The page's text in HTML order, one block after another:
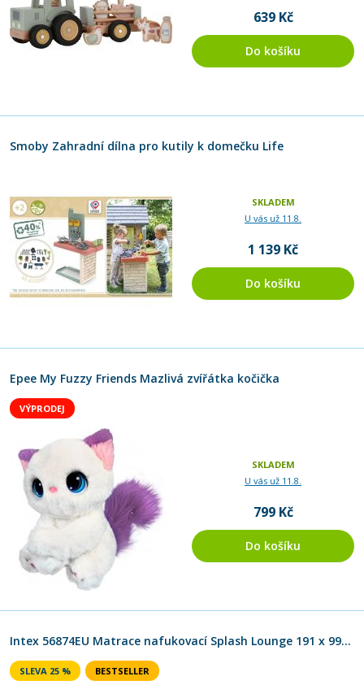
639 Kč
Do košíku
Smoby Zahradní dílna pro kutily k domečku Life
SKLADEM
U vás už 11.8.
1 139 Kč
Do košíku
Epee My Fuzzy Friends Mazlivá zvířátka kočička
VÝPRODEJ
SKLADEM
U vás už 11.8.
799 Kč
Do košíku
Intex 56874EU Matrace nafukovací Splash Lounge 191 x 99 cm
SLEVA 25 % BESTSELLER